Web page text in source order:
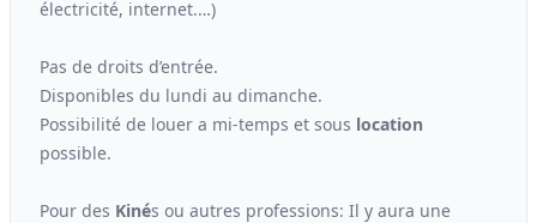
électricité, internet.…)
Pas de droits d’entrée.
Disponibles du lundi au dimanche.
Possibilité de louer a mi-temps et sous location
possible.
Pour des Kinés ou autres professions: Il y aura une